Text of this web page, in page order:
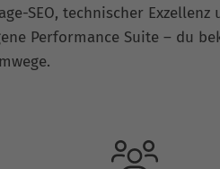
SEO, technischer Exzellenz
Performance Suite – du